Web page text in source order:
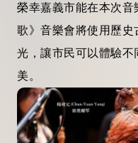
榮幸嘉義市能在本次音
歌》音樂會將使用歷
光，讓市民可以體驗不
美。